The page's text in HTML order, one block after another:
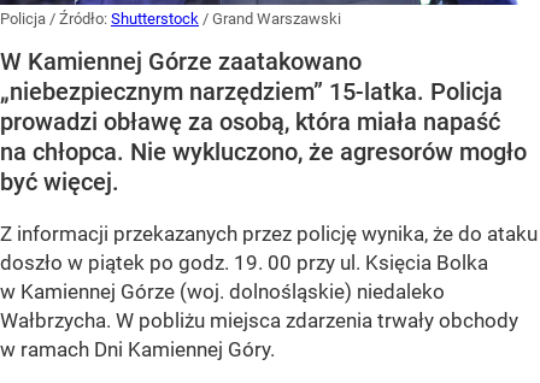
Policja / Źródło: Shutterstock / Grand Warszawski
W Kamiennej Górze zaatakowano
„niebezpiecznym narzędziem” 15-latka. Policja
prowadzi obławę za osobą, która miała napaść
na chłopca. Nie wykluczono, że agresorów mogło
być więcej.
Z informacji przekazanych przez policję wynika, że do ataku
doszło w piątek po godz. 19. 00 przy ul. Księcia Bolka
w Kamiennej Górze (woj. dolnośląskie) niedaleko
Wałbrzycha. W pobliżu miejsca zdarzenia trwały obchody
w ramach Dni Kamiennej Góry.